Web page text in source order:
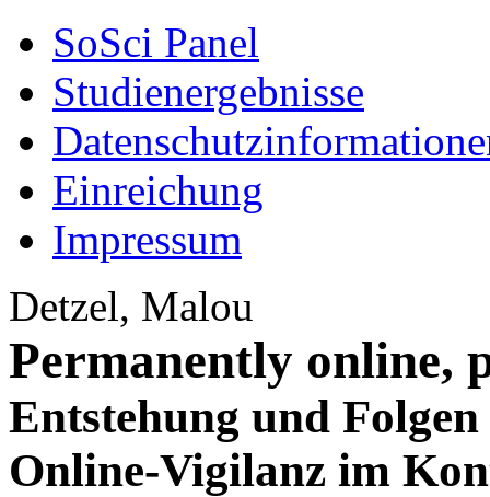
SoSci Panel
Studienergebnisse
Einreichung
Impressum
Detzel, Malou
Permanently online,
Entstehung und
Online-Vigilanz im